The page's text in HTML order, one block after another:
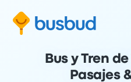
Bus y Tren
Pasajes